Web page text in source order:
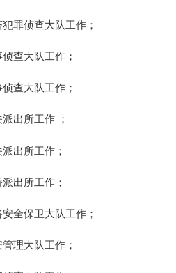
罪侦查大队工作；
查大队工作；
查大队工作；
出所工作 ；
出所工作；
出所工作；
全保卫大队工作；
理大队工作；